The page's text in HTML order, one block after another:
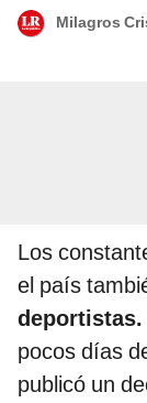
Milagros
Los
el país
deportistas.
pocos días
publicó un